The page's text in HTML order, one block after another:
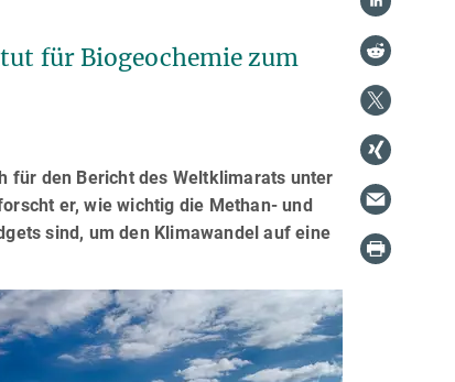
für Biogeochemie zum
für den Bericht des Weltklimarats unter
er, wie wichtig die Methan- und
sind, um den Klimawandel auf eine